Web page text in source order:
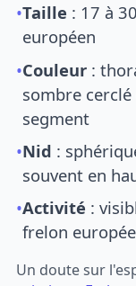
•Taille : 17 à
européen
•Couleur :
sombre
segment
•Nid :
souvent en
•Activité :
frelon
Un doute sur